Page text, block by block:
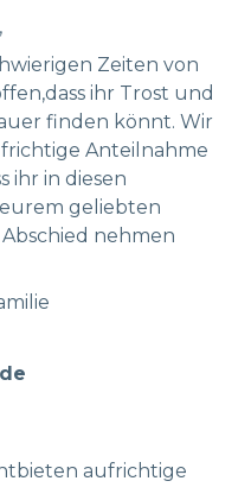
Zeiten von
ihr Trost und
finden könnt. Wir
Anteilnahme
ihr in diesen
geliebten
nehmen
aufrichtige